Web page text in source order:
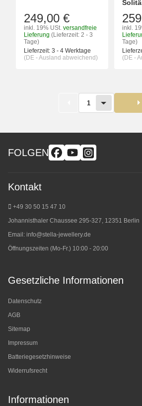
249,00 €
inkl. 19% USt. versandfreie
Lieferung (Lieferzeit: 2 - 3
Tage)
Lieferzeit: 3 - 4 Werktage
(DE - Ausland abweichend)
inkl.
Tage)
(DE -
1
FOLGEN
Kontakt
+49 30 50 15 47 10
Johannisthaler Chaussee 295-327, 12351 Berlin
Email: info@stella-jewellery.de
Öffnungszeiten (Mo-Fr.) 10:00 - 20:00
Gesetzliche Informationen
Datenschutz
AGB
Sitemap
Impressum
Batteriegesetzhinweise
Widerrufsrecht
Informationen